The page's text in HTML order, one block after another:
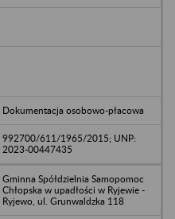
Dokumentacja osobowo-płacowa
992700/611/1965/2015; UNP:
2023-00447435
Gminna Spółdzielnia Samopomoc
Chłopska w upadłości w Ryjewie -
Ryjewo, ul. Grunwaldzka 118